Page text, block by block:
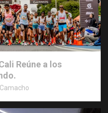
Reúne a los